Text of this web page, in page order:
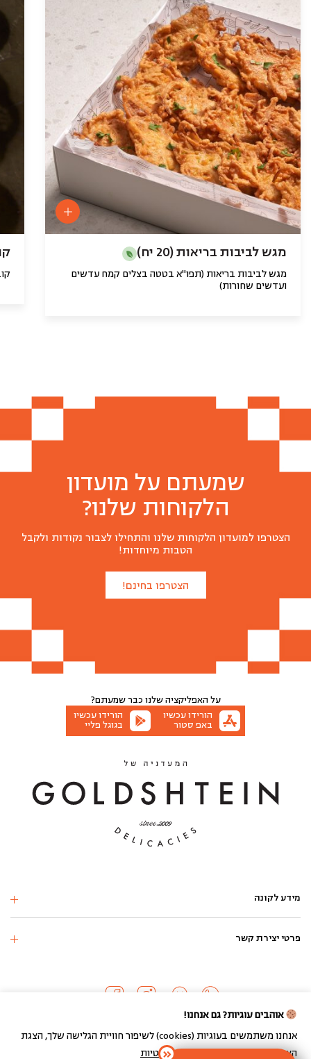
מגש לביבות בריאות (20 יח)
מגש לביבות בריאות (תפו"א בטטה בצלים קמח עדשים
ועדשים שחורות)
שמעתם על מועדון
הלקוחות שלנו?
הצטרפו למועדון הלקוחות שלנו והתחילו לצבור נקודות ולקבל
הטבות מיוחדות!
הצטרפו בחינם!
על האפליקציה שלנו כבר שמעתם?
הורידו עכשיו
באפ סטור
הורידו עכשיו
בגוגל פליי
מידע לקונה
פרטי יצירת קשר
כל הזכויות שמורות 2024 ©
אוהבים עוגיות? גם אנחנו!
אנחנו משתמשים בעוגיות (cookies) לשיפור חוויית הגלישה שלך, הצגת
הצעות מותאמות ועוד.מדיניות הפרטיות